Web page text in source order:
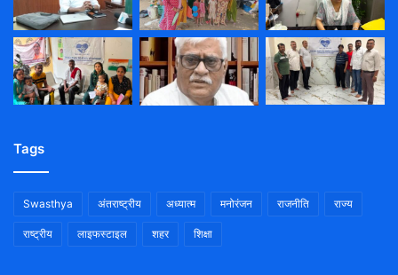
Tags
Swasthya अंतराष्ट्रीय अध्यात्म मनोरंजन राजनीति राज्य
राष्ट्रीय लाइफस्टाइल शहर शिक्षा